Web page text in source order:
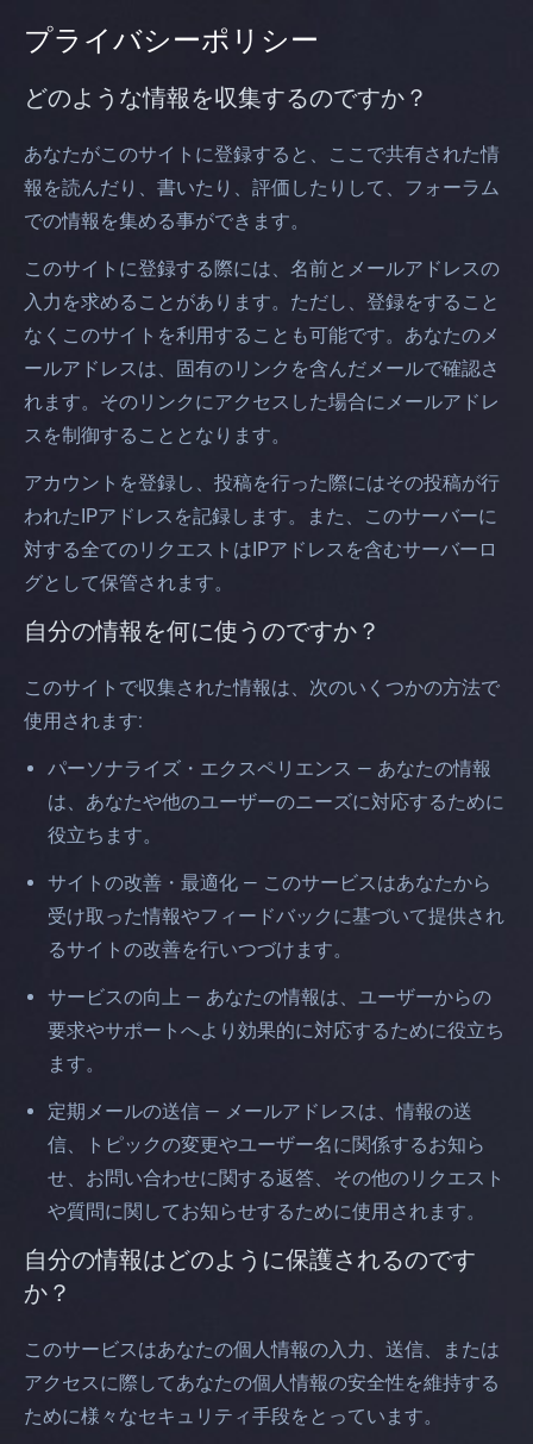
プライバシーポリシー
どのような情報を収集するのですか？
あなたがこのサイトに登録すると、ここで共有された情
報を読んだり、書いたり、評価したりして、フォーラム
での情報を集める事ができます。
このサイトに登録する際には、名前とメールアドレスの
入力を求めることがあります。ただし、登録をすること
なくこのサイトを利用することも可能です。あなたのメ
ールアドレスは、固有のリンクを含んだメールで確認さ
れます。そのリンクにアクセスした場合にメールアドレ
スを制御することとなります。
アカウントを登録し、投稿を行った際にはその投稿が行
われたIPアドレスを記録します。また、このサーバーに
対する全てのリクエストはIPアドレスを含むサーバーロ
グとして保管されます。
自分の情報を何に使うのですか？
このサイトで収集された情報は、次のいくつかの方法で
使用されます:
パーソナライズ・エクスペリエンス — あなたの情報
は、あなたや他のユーザーのニーズに対応するために
役立ちます。
サイトの改善・最適化 — このサービスはあなたから
受け取った情報やフィードバックに基づいて提供され
るサイトの改善を行いつづけます。
サービスの向上 — あなたの情報は、ユーザーからの
要求やサポートへより効果的に対応するために役立ち
ます。
定期メールの送信 — メールアドレスは、情報の送
信、トピックの変更やユーザー名に関係するお知ら
せ、お問い合わせに関する返答、その他のリクエスト
や質問に関してお知らせするために使用されます。
自分の情報はどのように保護されるのです
か？
このサービスはあなたの個人情報の入力、送信、または
アクセスに際してあなたの個人情報の安全性を維持する
ために様々なセキュリティ手段をとっています。